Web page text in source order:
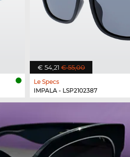
€ 54,21 € 55,00
Le Specs
IMPALA - LSP2102387